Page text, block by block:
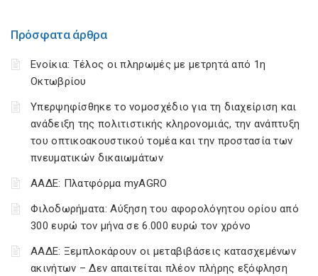
Πρόσφατα άρθρα
Ενοίκια: Τέλος οι πληρωμές με μετρητά από 1η
Οκτωβρίου
Υπερψηφίσθηκε το νομοσχέδιο για τη διαχείριση και
ανάδειξη της πολιτιστικής κληρονομιάς, την ανάπτυξη
του οπτικοακουστικού τομέα και την προστασία των
πνευματικών δικαιωμάτων
ΑΑΔΕ: Πλατφόρμα myAGRO
Φιλοδωρήματα: Αύξηση του αφορολόγητου ορίου από
300 ευρώ τον μήνα σε 6.000 ευρώ τον χρόνο
ΑΑΔΕ: Ξεμπλοκάρουν οι μεταβιβάσεις κατασχεμένων
ακινήτων – Δεν απαιτείται πλέον πλήρης εξόφληση